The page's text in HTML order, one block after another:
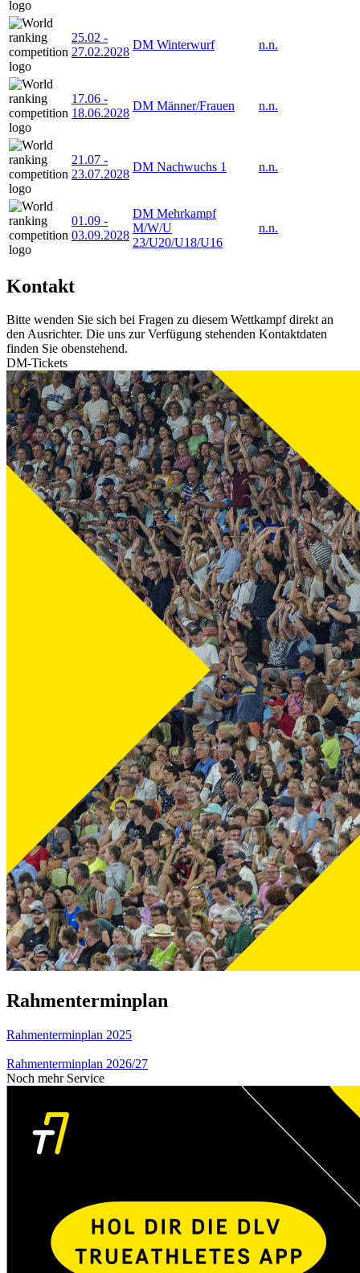
25.02 -
27.02.2028
DM Winterwurf n.n.
17.06 -
18.06.2028
DM Männer/Frauen n.n.
21.07 -
23.07.2028
DM Nachwuchs 1 n.n.
01.09 -
03.09.2028
DM Mehrkampf
M/W/U
23/U20/U18/U16
n.n.
Kontakt
Bitte wenden Sie sich bei Fragen zu diesem Wettkampf direkt an
den Ausrichter. Die uns zur Verfügung stehenden Kontaktdaten
finden Sie obenstehend.
DM-Tickets
Rahmenterminplan
Rahmenterminplan 2025
Rahmenterminplan 2026/27
Noch mehr Service